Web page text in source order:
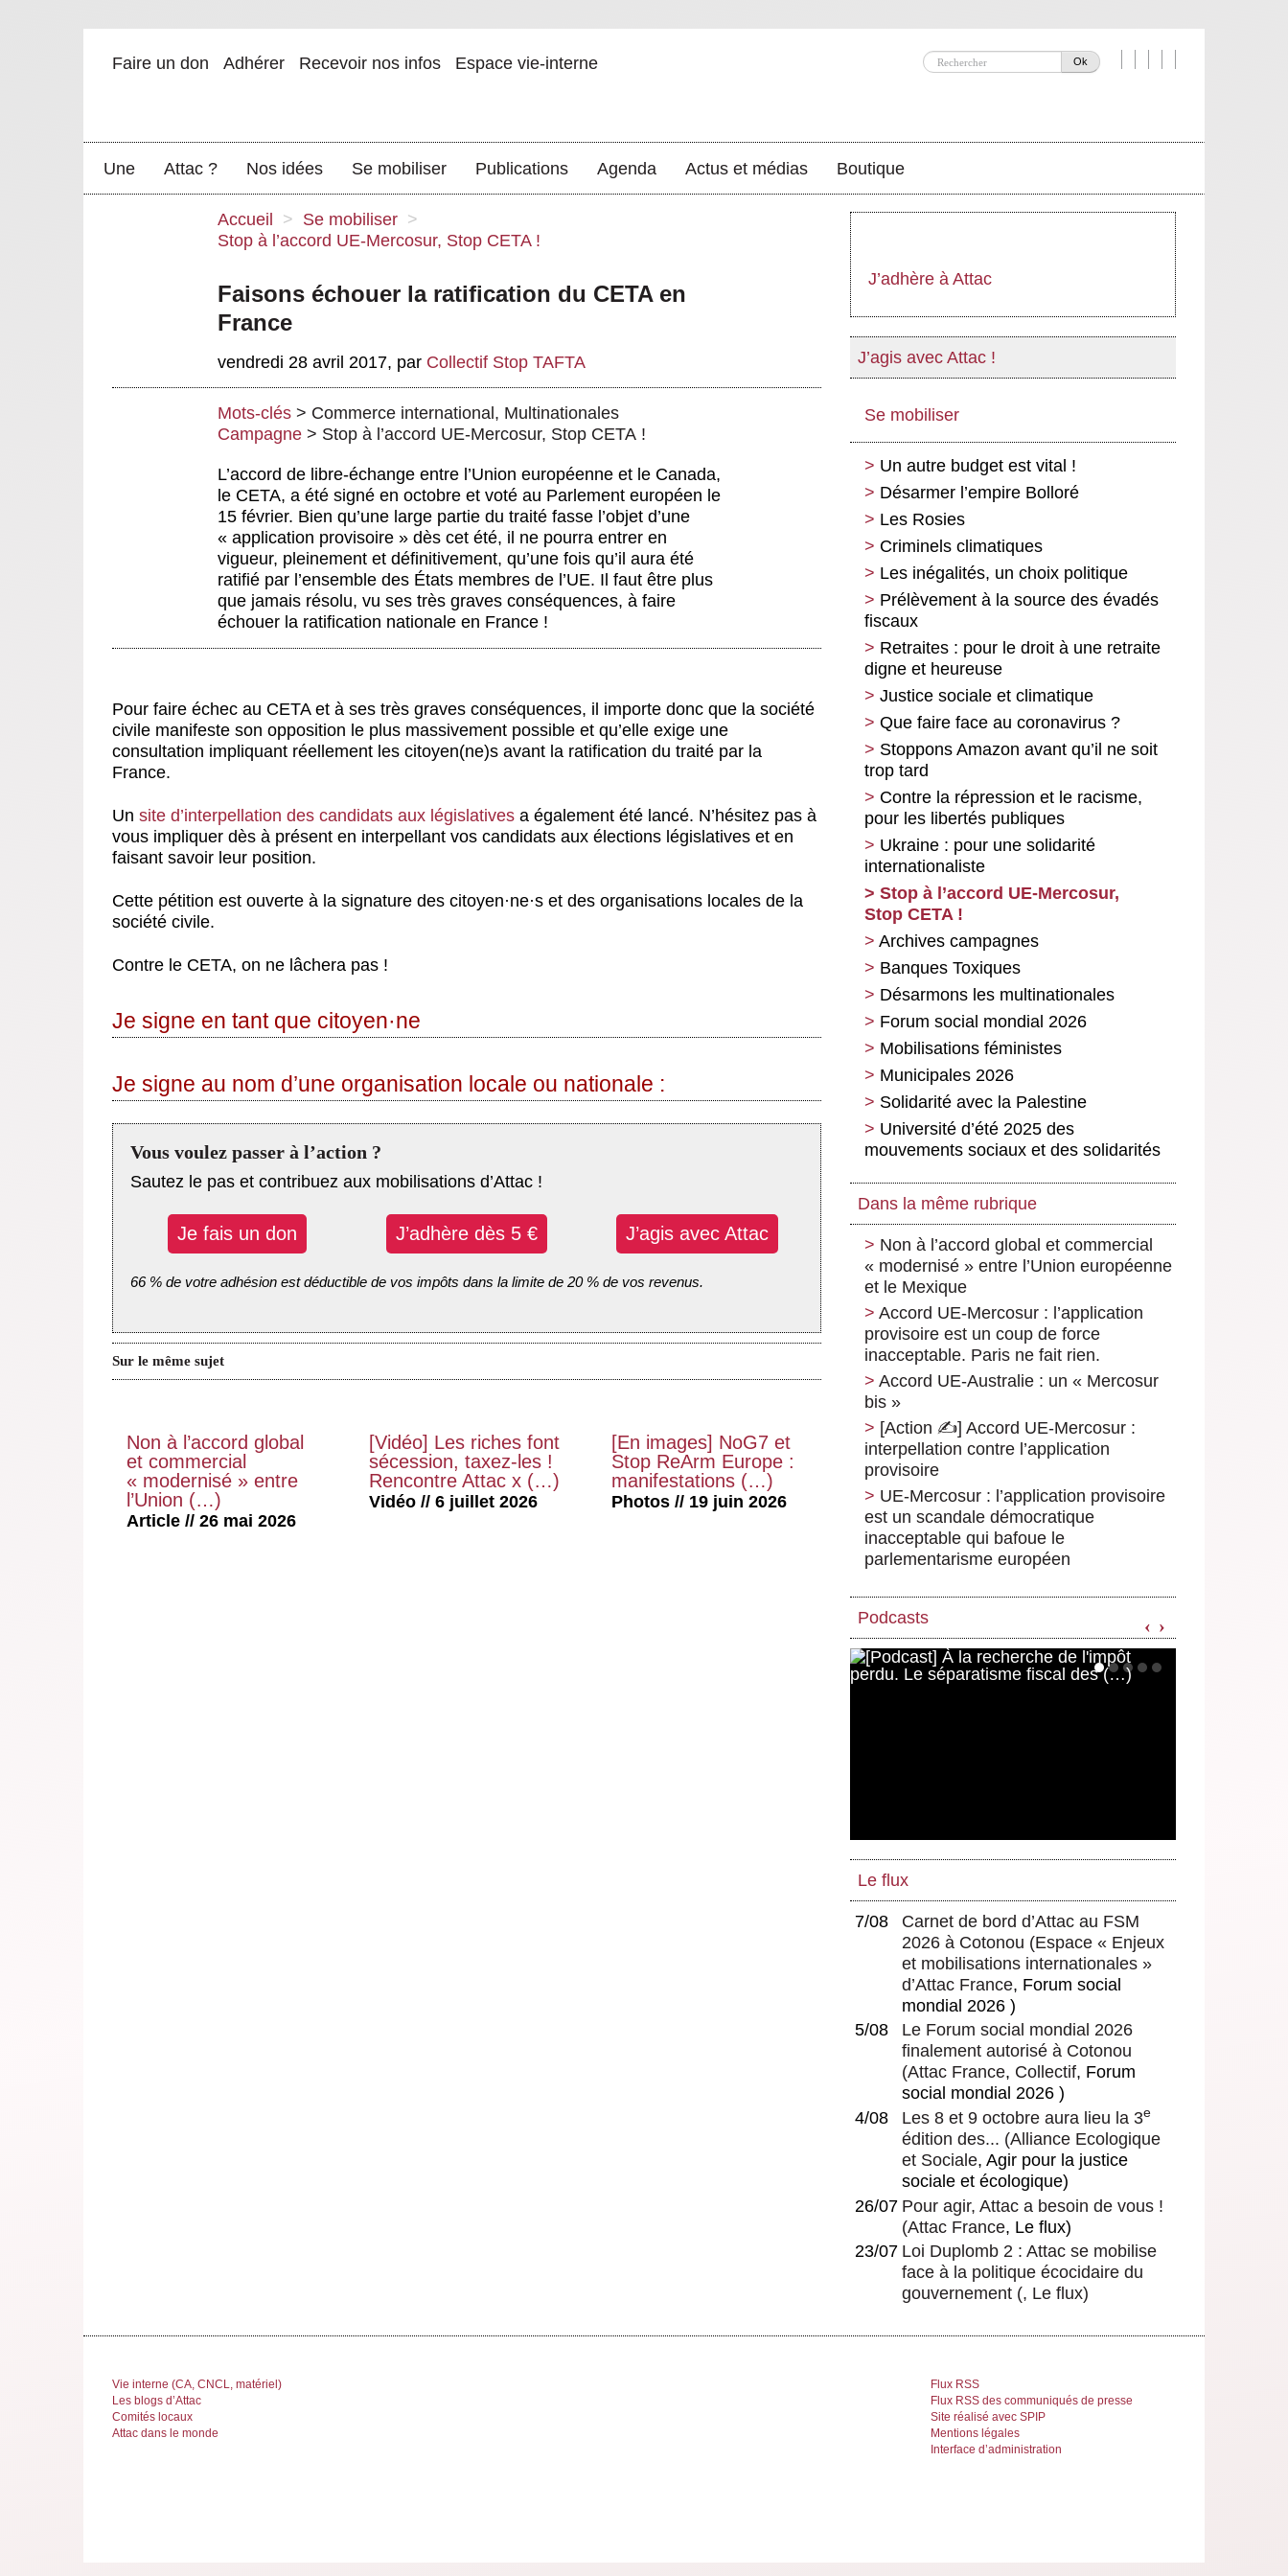
Ok
Faire un don Adhérer Recevoir nos infos Espace vie-interne
Une Attac ? Nos idées Se mobiliser Publications Agenda Actus et médias Boutique
Accueil > Se mobiliser >
Stop à l’accord UE-Mercosur, Stop CETA !
Faisons échouer la ratification du CETA en
France
vendredi 28 avril 2017, par Collectif Stop TAFTA
Mots-clés > Commerce international , Multinationales
Campagne > Stop à l’accord UE-Mercosur, Stop CETA !
L’accord de libre-échange entre l’Union européenne et le Canada,
le CETA, a été signé en octobre et voté au Parlement européen le
15 février. Bien qu’une large partie du traité fasse l’objet d’une
« application provisoire » dès cet été, il ne pourra entrer en
vigueur, pleinement et définitivement, qu’une fois qu’il aura été
ratifié par l’ensemble des États membres de l’UE. Il faut être plus
que jamais résolu, vu ses très graves conséquences, à faire
échouer la ratification nationale en France !
Pour faire échec au CETA et à ses très graves conséquences, il importe donc que la société
civile manifeste son opposition le plus massivement possible et qu’elle exige une
consultation impliquant réellement les citoyen(ne)s avant la ratification du traité par la
France.
Un site d’interpellation des candidats aux législatives a également été lancé. N’hésitez pas à
vous impliquer dès à présent en interpellant vos candidats aux élections législatives et en
faisant savoir leur position.
Cette pétition est ouverte à la signature des citoyen·ne·s et des organisations locales de la
société civile.
Contre le CETA, on ne lâchera pas !
Je signe en tant que citoyen·ne
Je signe au nom d’une organisation locale ou nationale :
Vous voulez passer à l’action ?
Sautez le pas et contribuez aux mobilisations d’Attac !
Je fais un don J’adhère dès 5 € J’agis avec Attac
66 % de votre adhésion est déductible de vos impôts dans la limite de 20 % de vos revenus.
Sur le même sujet
Non à l’accord global
et commercial
« modernisé » entre
l’Union (…)
Article // 26 mai 2026
[Vidéo] Les riches font
sécession, taxez-les !
Rencontre Attac x (…)
Vidéo // 6 juillet 2026
[En images] NoG7 et
Stop ReArm Europe :
manifestations (…)
Photos // 19 juin 2026
J’adhère à Attac
J’agis avec Attac !
Se mobiliser
Un autre budget est vital !
Désarmer l’empire Bolloré
Les Rosies
Criminels climatiques
Les inégalités, un choix politique
Prélèvement à la source des évadés
fiscaux
Retraites : pour le droit à une retraite
digne et heureuse
Justice sociale et climatique
Que faire face au coronavirus ?
Stoppons Amazon avant qu’il ne soit
trop tard
Contre la répression et le racisme,
pour les libertés publiques
Ukraine : pour une solidarité
internationaliste
Stop à l’accord UE-Mercosur,
Stop CETA !
Archives campagnes
Banques Toxiques
Désarmons les multinationales
Forum social mondial 2026
Mobilisations féministes
Municipales 2026
Solidarité avec la Palestine
Université d’été 2025 des
mouvements sociaux et des solidarités
Dans la même rubrique
Non à l’accord global et commercial
« modernisé » entre l’Union européenne
et le Mexique
Accord UE-Mercosur : l’application
provisoire est un coup de force
inacceptable. Paris ne fait rien.
Accord UE-Australie : un « Mercosur
bis »
[Action ✍️] Accord UE-Mercosur :
interpellation contre l’application
provisoire
UE-Mercosur : l’application provisoire
est un scandale démocratique
inacceptable qui bafoue le
parlementarisme européen
Podcasts ‹ ›
Le flux
7/08
Carnet de bord d’Attac au FSM
2026 à Cotonou (Espace « Enjeux
et mobilisations internationales »
d’Attac France, Forum social
mondial 2026 )
5/08
Le Forum social mondial 2026
finalement autorisé à Cotonou
(Attac France, Collectif, Forum
social mondial 2026 )
4/08
Les 8 et 9 octobre aura lieu la 3e
édition des... (Alliance Ecologique
et Sociale, Agir pour la justice
sociale et écologique)
26/07 Pour agir, Attac a besoin de vous !
(Attac France, Le flux)
23/07 Loi Duplomb 2 : Attac se mobilise
face à la politique écocidaire du
gouvernement (, Le flux)
Vie interne (CA, CNCL, matériel)
Les blogs d’Attac
Comités locaux
Attac dans le monde
Flux RSS
Flux RSS des communiqués de presse
Site réalisé avec SPIP
Mentions légales
Interface d’administration